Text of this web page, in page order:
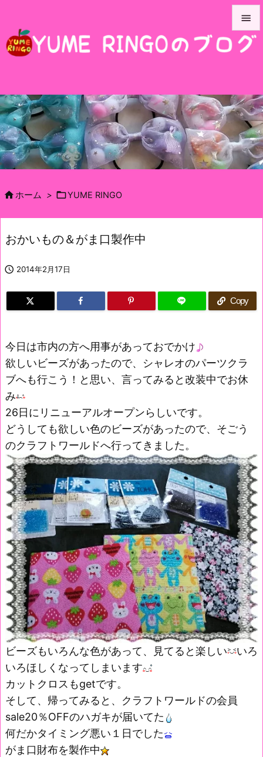



前へ

次へ

ホーム > YUME RINGO
おかいもの＆がま口製作中
 2014年2月17日
Copy
今日は市内の方へ用事があっておでかけ
欲しいビーズがあったので、シャレオのパーツクラ
ブへも行こう！と思い、言ってみると改装中でお休
み
26日にリニューアルオープンらしいです。
どうしても欲しい色のビーズがあったので、そごう
のクラフトワールドへ行ってきました。
ビーズもいろんな色があって、見てると楽しい
いろ
いろほしくなってしまいます
カットクロスもgetです。
そして、帰ってみると、クラフトワールドの会員
sale20％OFFのハガキが届いてた
何だかタイミング悪い１日でした
がま口財布を製作中